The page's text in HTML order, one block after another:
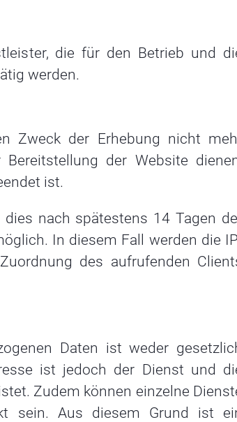
die für den Betrieb und
werden.
Zweck der Erhebung nicht
der Website
ist.
nach spätestens 14 Tagen
In diesem Fall werden die
des aufrufenden
Daten ist weder
ist jedoch der Dienst und
Zudem können einzelne
sein. Aus diesem Grund ist